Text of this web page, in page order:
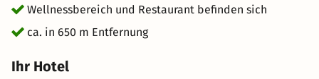
Wellnessbereich und Restaurant befinden sich
ca. in 650 m Entfernung
Ihr Hotel